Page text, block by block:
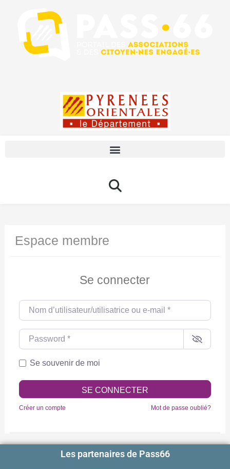
Espace membre
Se connecter
Nom d’utilisateur/utilisatrice ou e-mail
Password
Se souvenir de moi
SE CONNECTER
Créer un compte Mot de passe oublié?
Les partenaires de Pass66